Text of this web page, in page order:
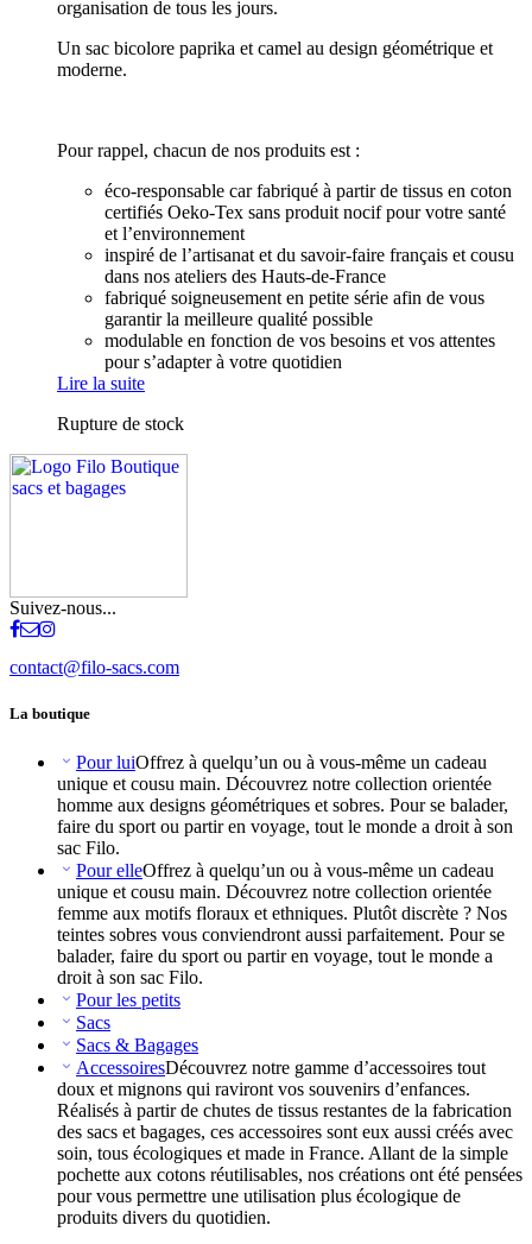
organisation de tous les jours.
Un sac bicolore paprika et camel au design géométrique et
moderne.
Pour rappel, chacun de nos produits est :
éco-responsable car fabriqué à partir de tissus en coton
certifiés Oeko-Tex sans produit nocif pour votre santé
et l’environnement
inspiré de l’artisanat et du savoir-faire français et cousu
dans nos ateliers des Hauts-de-France
fabriqué soigneusement en petite série afin de vous
garantir la meilleure qualité possible
modulable en fonction de vos besoins et vos attentes
pour s’adapter à votre quotidien
Lire la suite
Rupture de stock
Suivez-nous...
contact@filo-sacs.com
La boutique
Pour luiOffrez à quelqu’un ou à vous-même un cadeau
unique et cousu main. Découvrez notre collection orientée
homme aux designs géométriques et sobres. Pour se balader,
faire du sport ou partir en voyage, tout le monde a droit à son
sac Filo.
Pour elleOffrez à quelqu’un ou à vous-même un cadeau
unique et cousu main. Découvrez notre collection orientée
femme aux motifs floraux et ethniques. Plutôt discrète ? Nos
teintes sobres vous conviendront aussi parfaitement. Pour se
balader, faire du sport ou partir en voyage, tout le monde a
droit à son sac Filo.
Pour les petits
Sacs
Sacs & Bagages
AccessoiresDécouvrez notre gamme d’accessoires tout
doux et mignons qui raviront vos souvenirs d’enfances.
Réalisés à partir de chutes de tissus restantes de la fabrication
des sacs et bagages, ces accessoires sont eux aussi créés avec
soin, tous écologiques et made in France. Allant de la simple
pochette aux cotons réutilisables, nos créations ont été pensées
pour vous permettre une utilisation plus écologique de
produits divers du quotidien.